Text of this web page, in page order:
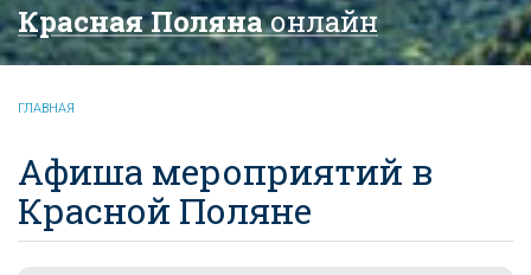
Красная Полянаонлайн
ГЛАВНАЯ
Афиша мероприятий в
Красной Поляне